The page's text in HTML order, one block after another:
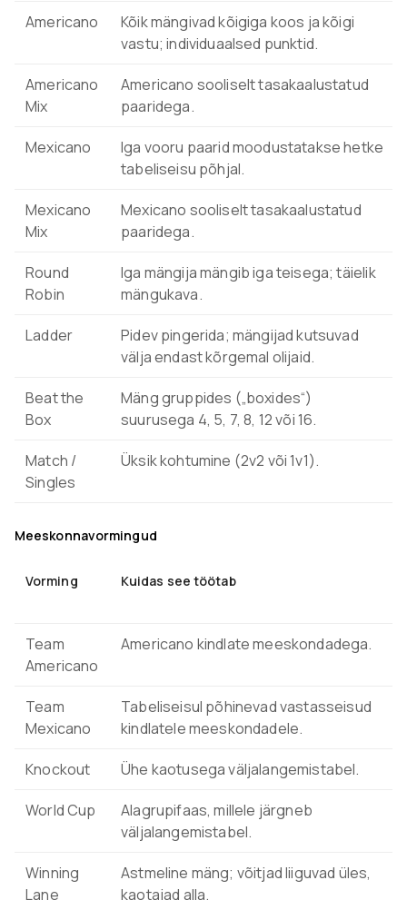
Americano
Kõik mängivad kõigiga koos ja kõigi
vastu; individuaalsed punktid.
Americano
Mix
Americano sooliselt tasakaalustatud
paaridega.
Mexicano
Iga vooru paarid moodustatakse hetke
tabeliseisu põhjal.
Mexicano
Mix
Mexicano sooliselt tasakaalustatud
paaridega.
Round
Robin
Iga mängija mängib iga teisega; täielik
mängukava.
Ladder
Pidev pingerida; mängijad kutsuvad
välja endast kõrgemal olijaid.
Beat the
Box
Mäng gruppides („boxides“)
suurusega 4, 5, 7, 8, 12 või 16.
Match /
Singles
Üksik kohtumine (2v2 või 1v1).
Meeskonnavormingud
Vorming Kuidas see töötab
Team
Americano
Americano kindlate meeskondadega.
Team
Mexicano
Tabeliseisul põhinevad vastasseisud
kindlatele meeskondadele.
Knockout Ühe kaotusega väljalangemistabel.
World Cup
Alagrupifaas, millele järgneb
väljalangemistabel.
Winning
Lane
Astmeline mäng; võitjad liiguvad üles,
kaotajad alla.